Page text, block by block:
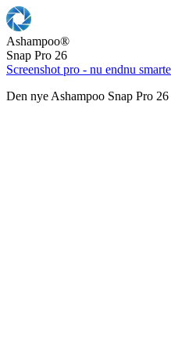
Ashampoo®
Snap Pro 26
Screenshot pro - nu endnu
Den nye Ashampoo Snap Pro